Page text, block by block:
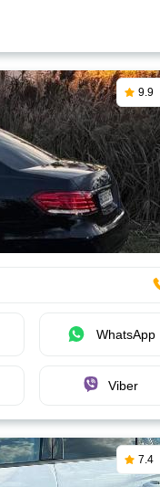
9.9
WhatsApp
Viber
7.4